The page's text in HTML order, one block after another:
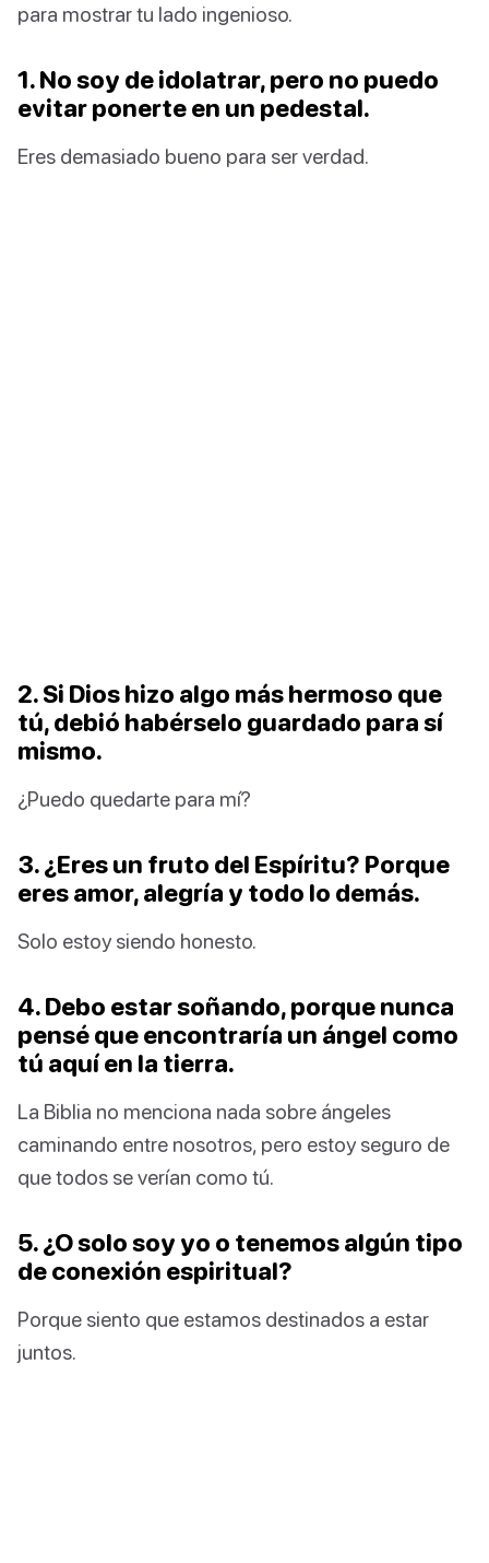
para mostrar tu lado ingenioso.
1. No soy de idolatrar, pero no puedo
evitar ponerte en un pedestal.
Eres demasiado bueno para ser verdad.
2. Si Dios hizo algo más hermoso que
tú, debió habérselo guardado para sí
mismo.
¿Puedo quedarte para mí?
3. ¿Eres un fruto del Espíritu? Porque
eres amor, alegría y todo lo demás.
Solo estoy siendo honesto.
4. Debo estar soñando, porque nunca
pensé que encontraría un ángel como
tú aquí en la tierra.
La Biblia no menciona nada sobre ángeles
caminando entre nosotros, pero estoy seguro de
que todos se verían como tú.
5. ¿O solo soy yo o tenemos algún tipo
de conexión espiritual?
Porque siento que estamos destinados a estar
juntos.